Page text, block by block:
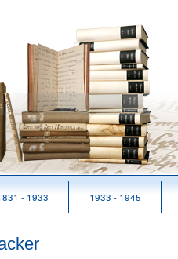
- 1933 1933 - 1945